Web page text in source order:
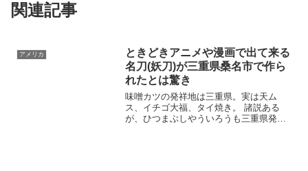
関連記事
アメリカ
ときどきアニメや漫画で出て来る
名刀(妖刀)が三重県桑名市で作ら
れたとは驚き
味噌カツの発祥地は三重県。実は天ム
ス、イチゴ大福、タイ焼き。 諸説ある
が、ひつまぶしやういろうも三重県発祥